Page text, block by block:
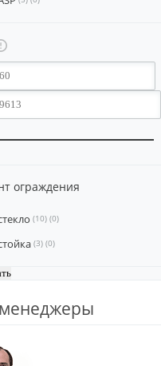
ограждения
(10) (0)
(3) (0)